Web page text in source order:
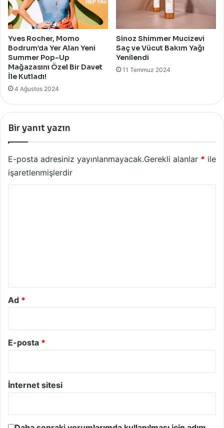
Yves Rocher, Momo
Bodrum’da Yer Alan Yeni
Summer Pop-Up
Mağazasını Özel Bir Davet
İle Kutladı!
4 Ağustos 2024
Sinoz Shimmer Mucizevi
Saç ve Vücut Bakım Yağı
Yenilendi
11 Temmuz 2024
Bir yanıt yazın
E-posta adresiniz yayınlanmayacak.Gerekli alanlar * ile
işaretlenmişlerdir
Ad *
E-posta *
İnternet sitesi